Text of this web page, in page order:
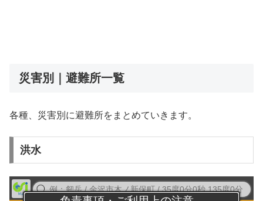
災害別｜避難所一覧
各種、災害別に避難所をまとめていきます。
洪水